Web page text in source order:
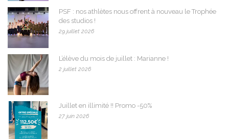
PSF : nos athlètes nous offrent à nouveau le Trophée
des studios !
29 juillet 2026
L’élève du mois de juillet : Marianne !
2 juillet 2026
Juillet en illimité !! Promo -50%
27 juin 2026